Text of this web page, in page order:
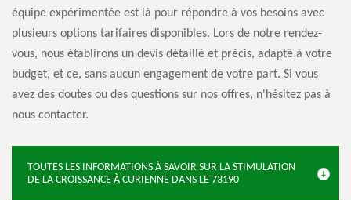
équipe expérimentée est là pour répondre à vos besoins avec
plusieurs options tarifaires disponibles. Lors de notre rendez-
vous, nous établirons un devis détaillé et précis, adapté à votre
budget, et ce, sans aucun engagement de votre part. Si vous
avez des doutes ou des questions sur nos offres, n'hésitez pas à
nous contacter.
TOUTES LES INFORMATIONS À SAVOIR SUR LA STIMULATION
DE LA CROISSANCE À CURIENNE DANS LE 73190